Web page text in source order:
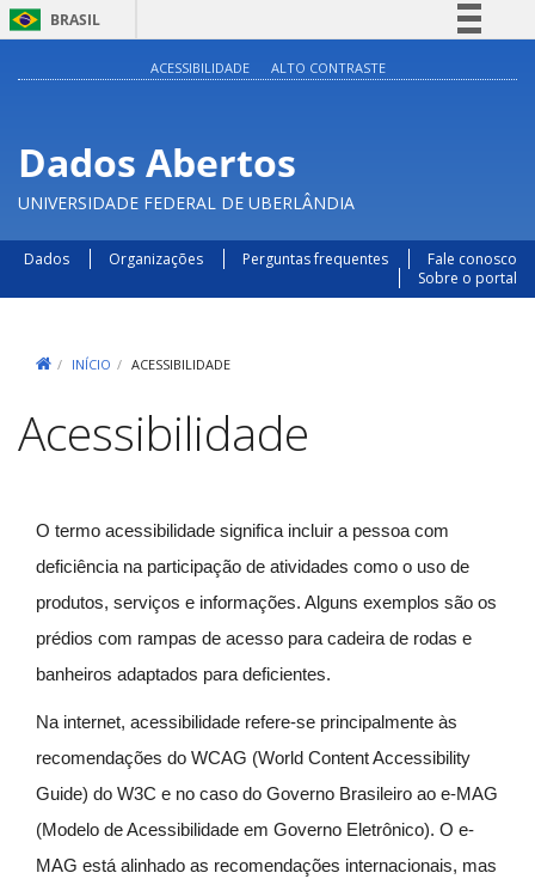
BRASIL
Legislação
Canais
ACESSIBILIDADE ALTO CONTRASTE
Dados Abertos
UNIVERSIDADE FEDERAL DE UBERLÂNDIA
Dados Organizações Perguntas frequentes
Fale conosco
Sobre o portal
INÍCIO ACESSIBILIDADE
Acessibilidade
O termo acessibilidade significa incluir a pessoa com
deficiência na participação de atividades como o uso de
produtos, serviços e informações. Alguns exemplos são os
prédios com rampas de acesso para cadeira de rodas e
banheiros adaptados para deficientes.
Na internet, acessibilidade refere-se principalmente às
recomendações do WCAG (World Content Accessibility
Guide) do W3C e no caso do Governo Brasileiro ao e-MAG
(Modelo de Acessibilidade em Governo Eletrônico). O e-
MAG está alinhado as recomendações internacionais, mas